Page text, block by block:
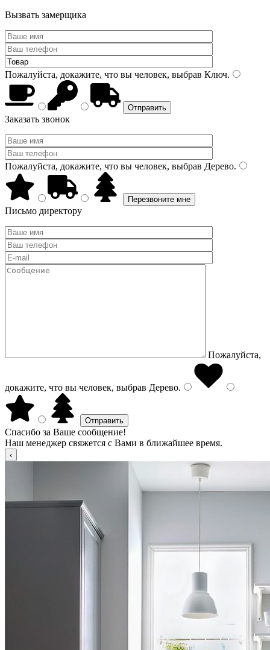
Вызвать замерщика
Пожалуйста, докажите, что вы человек, выбрав Ключ.
Заказать звонок
Пожалуйста, докажите, что вы человек, выбрав Дерево.
Письмо директору
Пожалуйста,
докажите, что вы человек, выбрав Дерево.
Спасибо за Ваше сообщение!
Наш менеджер свяжется с Вами в ближайшее время.